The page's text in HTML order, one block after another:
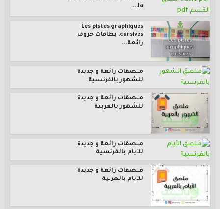
la...
Les pistes graphiques
cursives, بطاقات حروف
رائعة...
ملصقات رائعة و جديدة
للشهور بالفرنسية
ملصقات رائعة و جديدة
للشهور بالعربية
ملصقات رائعة و جديدة
للأيام بالفرنسية
ملصقات رائعة و جديدة
للأيام بالعربية